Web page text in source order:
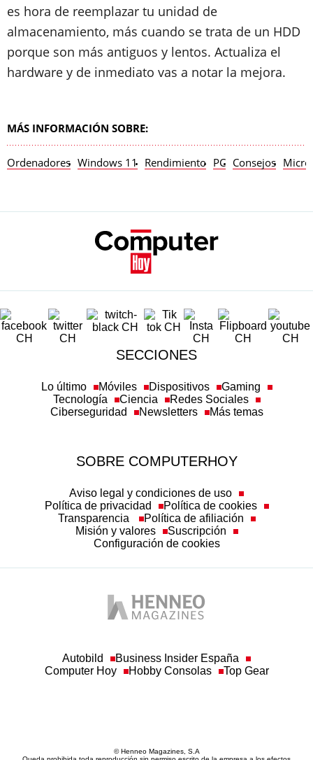
es hora de reemplazar tu unidad de
almacenamiento, más cuando se trata de un HDD
porque son más antiguos y lentos. Actualiza el
hardware y de inmediato vas a notar la mejora.
MÁS INFORMACIÓN SOBRE:
Ordenadores Windows 11 Rendimiento PC Consejos
SECCIONES
Tecnología
Ciencia
Redes Sociales
Ciberseguridad
Newsletters Más temas
Política de privacidad
Política de cookies
Transparencia
Política de afiliación
Misión y valores
Suscripción
Configuración de cookies
Computer Hoy
Hobby Consolas Top Gear
del artículo 32.1, párrafo segundo, de la Ley de Propiedad Intelectual. Asimismo, a